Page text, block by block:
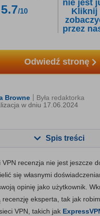
5.7/10
nie jest
Kliknij
przez
Odwiedź stronę
Browne
w dniu 17.06.2024
Była redaktorka
Spis treści
funkcje 6.8
aplikacje 6.6
VPN recenzja nie jest jeszcze
się własnymi
opinię jako użytkownik.
recenzję eksperta, tak jak
VPN, takich jak